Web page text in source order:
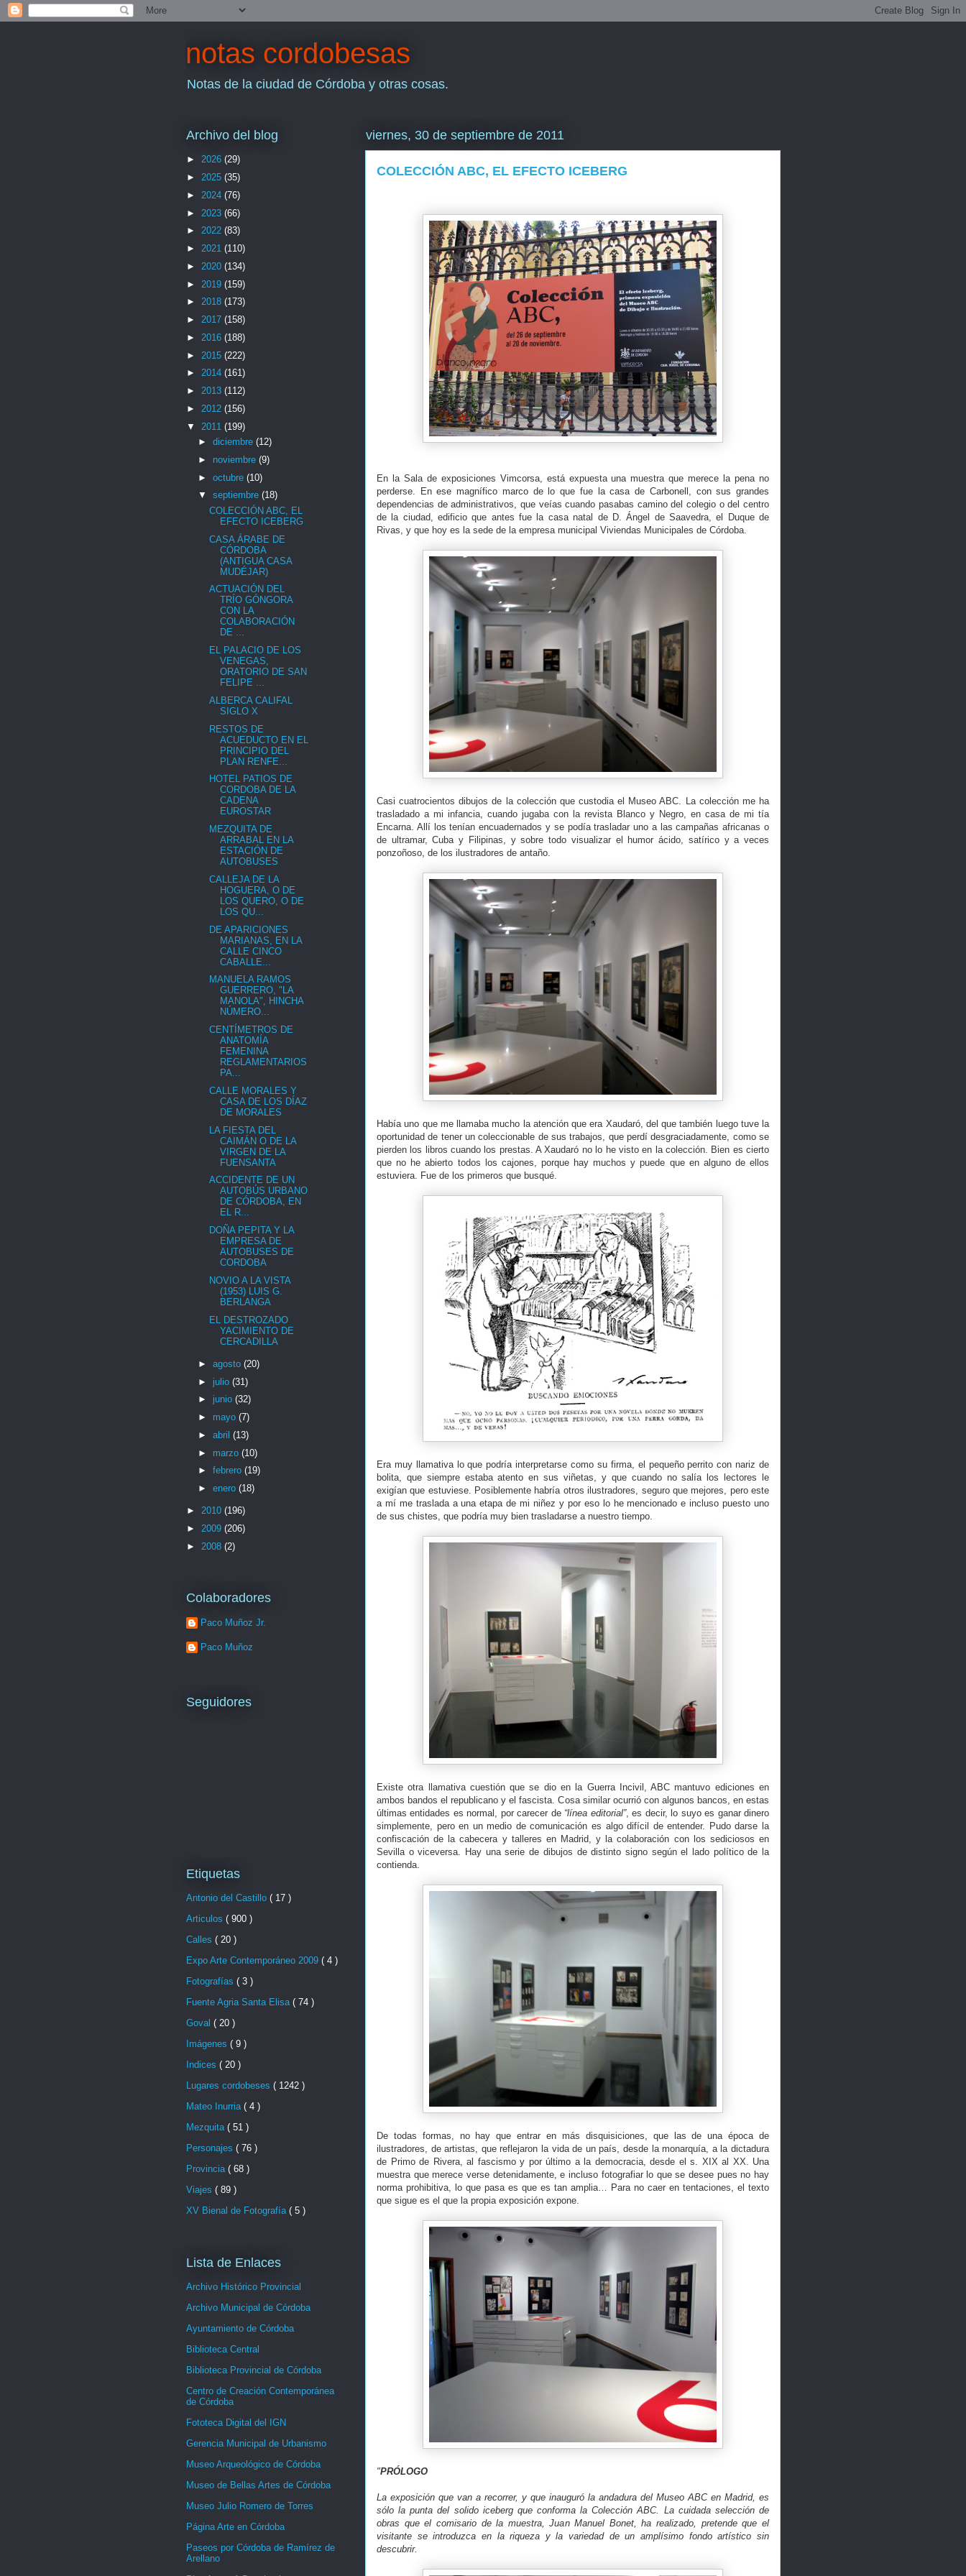
notas cordobesas
Notas de la ciudad de Córdoba y otras cosas.
viernes, 30 de septiembre de 2011
COLECCIÓN ABC, EL EFECTO ICEBERG
En la Sala de exposiciones Vimcorsa, está expuesta una muestra que merece la pena no
perderse. En ese magnífico marco de lo que fue la casa de Carbonell, con sus grandes
dependencias de administrativos, que veías cuando pasabas camino del colegio o del centro
de la ciudad, edificio que antes fue la casa natal de D. Ángel de Saavedra, el Duque de
Rivas, y que hoy es la sede de la empresa municipal Viviendas Municipales de Córdoba.
Casi cuatrocientos dibujos de la colección que custodia el Museo ABC. La colección me ha
trasladado a mi infancia, cuando jugaba con la revista Blanco y Negro, en casa de mi tía
Encarna. Allí los tenían encuadernados y se podía trasladar uno a las campañas africanas o
de ultramar, Cuba y Filipinas, y sobre todo visualizar el humor ácido, satírico y a veces
ponzoñoso, de los ilustradores de antaño.
Había uno que me llamaba mucho la atención que era Xaudaró, del que también luego tuve la
oportunidad de tener un coleccionable de sus trabajos, que perdí desgraciadamente, como se
pierden los libros cuando los prestas. A Xaudaró no lo he visto en la colección. Bien es cierto
que no he abierto todos los cajones, porque hay muchos y puede que en alguno de ellos
estuviera. Fue de los primeros que busqué.
Era muy llamativa lo que podría interpretarse como su firma, el pequeño perrito con nariz de
bolita, que siempre estaba atento en sus viñetas, y que cuando no salía los lectores le
exigían que estuviese. Posiblemente habría otros ilustradores, seguro que mejores, pero este
a mí me traslada a una etapa de mi niñez y por eso lo he mencionado e incluso puesto uno
de sus chistes, que podría muy bien trasladarse a nuestro tiempo.
Existe otra llamativa cuestión que se dio en la Guerra Incivil, ABC mantuvo ediciones en
ambos bandos el republicano y el fascista. Cosa similar ocurrió con algunos bancos, en estas
últimas entidades es normal, por carecer de “línea editorial”, es decir, lo suyo es ganar dinero
simplemente, pero en un medio de comunicación es algo difícil de entender. Pudo darse la
confiscación de la cabecera y talleres en Madrid, y la colaboración con los sediciosos en
Sevilla o viceversa. Hay una serie de dibujos de distinto signo según el lado político de la
contienda.
De todas formas, no hay que entrar en más disquisiciones, que las de una época de
ilustradores, de artistas, que reflejaron la vida de un país, desde la monarquía, a la dictadura
de Primo de Rivera, al fascismo y por último a la democracia, desde el s. XIX al XX. Una
muestra que merece verse detenidamente, e incluso fotografiar lo que se desee pues no hay
norma prohibitiva, lo que pasa es que es tan amplia… Para no caer en tentaciones, el texto
que sigue es el que la propia exposición expone.
"PRÓLOGO
La exposición que van a recorrer, y que inauguró la andadura del Museo ABC en Madrid, es
sólo la punta del solido iceberg que conforma la Colección ABC. La cuidada selección de
obras que el comisario de la muestra, Juan Manuel Bonet, ha realizado, pretende que el
visitante se introduzca en la riqueza y la variedad de un amplísimo fondo artístico sin
descubrir.
Archivo del blog
► 2026 (29)
► 2025 (35)
► 2024 (76)
► 2023 (66)
► 2022 (83)
► 2021 (110)
► 2020 (134)
► 2019 (159)
► 2018 (173)
► 2017 (158)
► 2016 (188)
► 2015 (222)
► 2014 (161)
► 2013 (112)
► 2012 (156)
▼ 2011 (199)
► diciembre (12)
► noviembre (9)
► octubre (10)
▼ septiembre (18)
COLECCIÓN ABC, EL
EFECTO ICEBERG
CASA ÁRABE DE
CÓRDOBA
(ANTIGUA CASA
MUDÉJAR)
ACTUACIÓN DEL
TRÍO GÓNGORA
CON LA
COLABORACIÓN
DE ...
EL PALACIO DE LOS
VENEGAS,
ORATORIO DE SAN
FELIPE ...
ALBERCA CALIFAL
SIGLO X
RESTOS DE
ACUEDUCTO EN EL
PRINCIPIO DEL
PLAN RENFE...
HOTEL PATIOS DE
CORDOBA DE LA
CADENA
EUROSTAR
MEZQUITA DE
ARRABAL EN LA
ESTACIÓN DE
AUTOBUSES
CALLEJA DE LA
HOGUERA, O DE
LOS QUERO, O DE
LOS QU...
DE APARICIONES
MARIANAS, EN LA
CALLE CINCO
CABALLE...
MANUELA RAMOS
GUERRERO, "LA
MANOLA", HINCHA
NÚMERO...
CENTÍMETROS DE
ANATOMÍA
FEMENINA
REGLAMENTARIOS
PA...
CALLE MORALES Y
CASA DE LOS DÍAZ
DE MORALES
LA FIESTA DEL
CAIMÁN O DE LA
VIRGEN DE LA
FUENSANTA
ACCIDENTE DE UN
AUTOBÚS URBANO
DE CÓRDOBA, EN
EL R...
DOÑA PEPITA Y LA
EMPRESA DE
AUTOBUSES DE
CORDOBA
NOVIO A LA VISTA
(1953) LUIS G.
BERLANGA
EL DESTROZADO
YACIMIENTO DE
CERCADILLA
► agosto (20)
► julio (31)
► junio (32)
► mayo (7)
► abril (13)
► marzo (10)
► febrero (19)
► enero (18)
► 2010 (196)
► 2009 (206)
► 2008 (2)
Colaboradores
Paco Muñoz Jr.
Paco Muñoz
Seguidores
Etiquetas
Antonio del Castillo ( 17 )
Articulos ( 900 )
Calles ( 20 )
Expo Arte Contemporáneo 2009 ( 4 )
Fotografías ( 3 )
Fuente Agria Santa Elisa ( 74 )
Goval ( 20 )
Imágenes ( 9 )
Indices ( 20 )
Lugares cordobeses ( 1242 )
Mateo Inurria ( 4 )
Mezquita ( 51 )
Personajes ( 76 )
Provincia ( 68 )
Viajes ( 89 )
XV Bienal de Fotografía ( 5 )
Lista de Enlaces
Archivo Histórico Provincial
Archivo Municipal de Córdoba
Ayuntamiento de Córdoba
Biblioteca Central
Biblioteca Provincial de Córdoba
Centro de Creación Contemporánea
de Córdoba
Fototeca Digital del IGN
Gerencia Municipal de Urbanismo
Museo Arqueológico de Córdoba
Museo de Bellas Artes de Córdoba
Museo Julio Romero de Torres
Página Arte en Córdoba
Paseos por Córdoba de Ramírez de
Arellano